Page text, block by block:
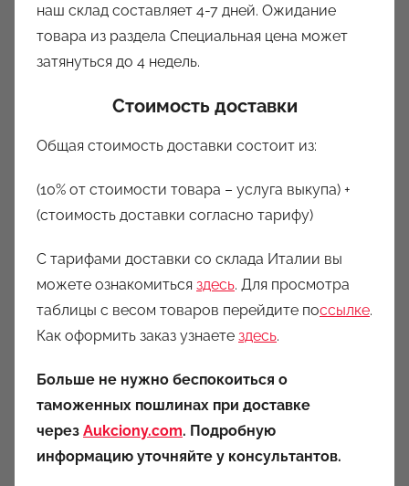
наш склад составляет 4-7 дней. Ожидание
товара из раздела Специальная цена может
затянуться до 4 недель.
Стоимость доставки
Общая стоимость доставки состоит из:
(10% от стоимости товара – услуга выкупа) +
(стоимость доставки согласно тарифу)
С тарифами доставки со склада Италии вы
можете ознакомиться здесь. Для просмотра
таблицы с весом товаров перейдите поссылке.
Как оформить заказ узнаете здесь.
Больше не нужно беспокоиться о
таможенных пошлинах при доставке
через Aukciony.com. Подробную
информацию уточняйте у консультантов.